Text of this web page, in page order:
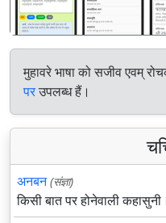
मुहावरे भाषा को सजीव एवम्
परउपलब्ध हैं।
अनबन (संज्ञा)
किसी बात पर होनेवाली कहासुनी।